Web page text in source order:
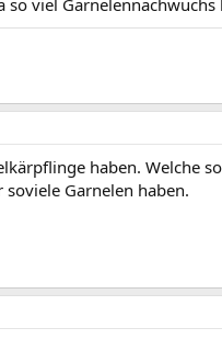
so viel
haben. Welche
Garnelen haben.